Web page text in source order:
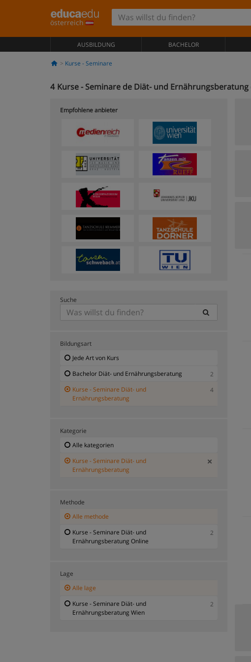
österreich
AUSBILDUNG BACHELOR
Kurse - Seminare
4 Kurse - Seminare de Diät- und
Empfohlene anbieter
Suche
Bildungsart
Jede Art von Kurs
Bachelor Diät- und Ernährungsberatung
2
Kurse - Seminare Diät- und
Ernährungsberatung
4
Kategorie
Alle kategorien
Kurse - Seminare Diät- und
Ernährungsberatung
Methode
Alle methode
Kurse - Seminare Diät- und
Ernährungsberatung Online
2
Lage
Alle lage
Kurse - Seminare Diät- und
Ernährungsberatung Wien
2